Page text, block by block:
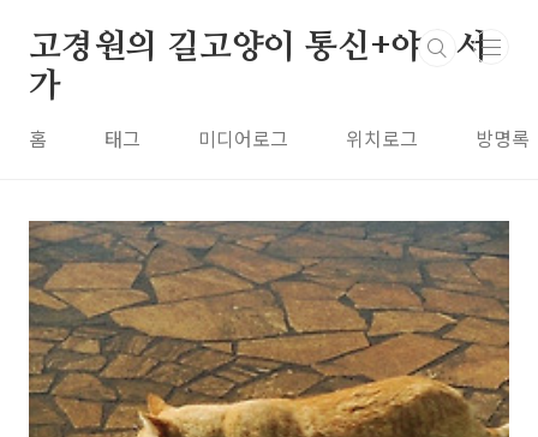
고경원의 길고양이 통신+야옹서
가
홈 태그 미디어로그 위치로그 방명록